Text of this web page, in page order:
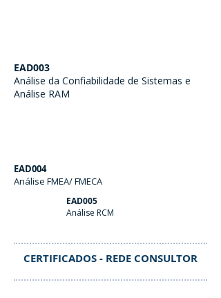
EAD003
Análise da Confiabilidade de Sistemas e
Análise RAM
EAD004
Análise FMEA/ FMECA
EAD005
Análise RCM
CERTIFICADOS - REDE CONSULTOR